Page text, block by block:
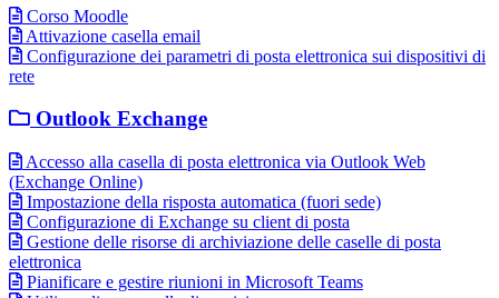
Corso Moodle
Attivazione casella email
Configurazione dei parametri di posta elettronica sui dispositivi di
rete
Outlook Exchange
Accesso alla casella di posta elettronica via Outlook Web
(Exchange Online)
Impostazione della risposta automatica (fuori sede)
Configurazione di Exchange su client di posta
Gestione delle risorse di archiviazione delle caselle di posta
elettronica
Pianificare e gestire riunioni in Microsoft Teams